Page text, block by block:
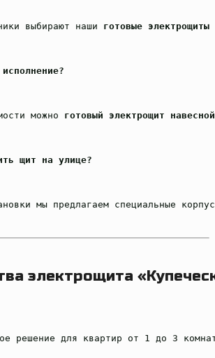
выбирают наши готовые
можно готовый электрощит
щит на улице?
мы предлагаем специальные
электрощита
решение для квартир от 1 до 3